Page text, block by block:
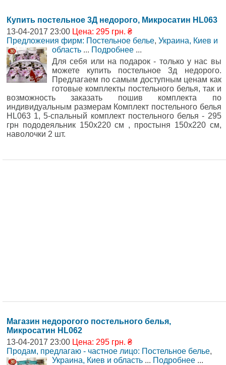
Купить постельное 3Д недорого, Микросатин HL063
13-04-2017 23:00 Цена: 295 грн. ₴
Предложения фирм: Постельное белье, Украина, Киев и
область ... Подробнее ...
Для себя или на подарок - только у нас вы
можете купить постельное 3д недорого.
Предлагаем по самым доступным ценам как
готовые комплекты постельного белья, так и
возможность заказать пошив комплекта по
индивидуальным размерам Комплект постельного белья
HL063 1, 5-спальный комплект постельного белья - 295
грн пододеяльник 150x220 см , простыня 150x220 см,
наволочки 2 шт.
Магазин недорогого постельного белья,
Микросатин HL062
13-04-2017 23:00 Цена: 295 грн. ₴
Продам, предлагаю - частное лицо: Постельное белье,
Украина, Киев и область ... Подробнее ...